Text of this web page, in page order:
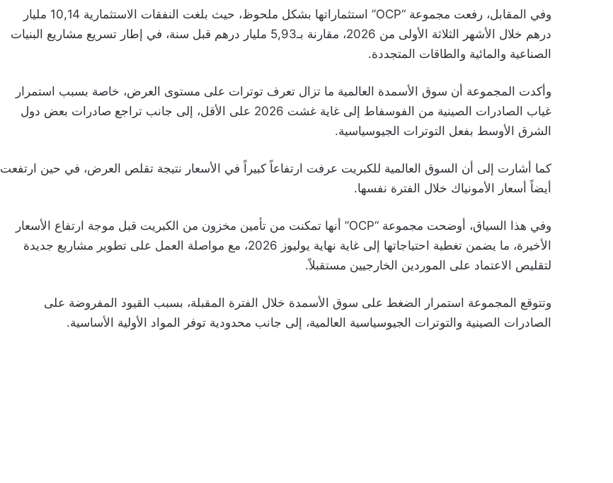
وفي المقابل، رفعت مجموعة “OCP” استثماراتها بشكل ملحوظ، حيث بلغت النفقات الاستثمارية 10,14 مليار
درهم خلال الأشهر الثلاثة الأولى من 2026، مقارنة بـ5,93 مليار درهم قبل سنة، في إطار تسريع مشاريع البنيات
الصناعية والمائية والطاقات المتجددة.
وأكدت المجموعة أن سوق الأسمدة العالمية ما تزال تعرف توترات على مستوى العرض، خاصة بسبب استمرار
غياب الصادرات الصينية من الفوسفاط إلى غاية غشت 2026 على الأقل، إلى جانب تراجع صادرات بعض دول
الشرق الأوسط بفعل التوترات الجيوسياسية.
كما أشارت إلى أن السوق العالمية للكبريت عرفت ارتفاعاً كبيراً في الأسعار نتيجة تقلص العرض، في حين ارتفعت
أيضاً أسعار الأمونياك خلال الفترة نفسها.
وفي هذا السياق، أوضحت مجموعة “OCP” أنها تمكنت من تأمين مخزون من الكبريت قبل موجة ارتفاع الأسعار
الأخيرة، ما يضمن تغطية احتياجاتها إلى غاية نهاية يوليوز 2026، مع مواصلة العمل على تطوير مشاريع جديدة
لتقليص الاعتماد على الموردين الخارجيين مستقبلاً.
وتتوقع المجموعة استمرار الضغط على سوق الأسمدة خلال الفترة المقبلة، بسبب القيود المفروضة على
الصادرات الصينية والتوترات الجيوسياسية العالمية، إلى جانب محدودية توفر المواد الأولية الأساسية.